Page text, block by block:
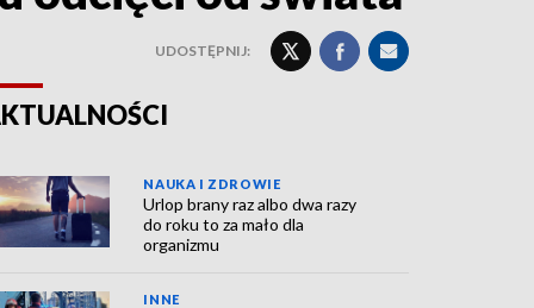
UDOSTĘPNIJ:
NAUKA I ZDROWIE
Urlop brany raz albo dwa razy
do roku to za mało dla
organizmu
INNE